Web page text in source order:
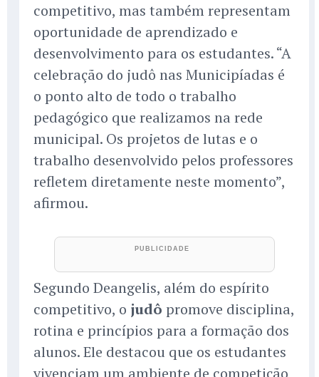
competitivo, mas também representam
oportunidade de aprendizado e
desenvolvimento para os estudantes. “A
celebração do judô nas Municipíadas é
o ponto alto de todo o trabalho
pedagógico que realizamos na rede
municipal. Os projetos de lutas e o
trabalho desenvolvido pelos professores
refletem diretamente neste momento”,
afirmou.
Segundo Deangelis, além do espírito
competitivo, o judô promove disciplina,
rotina e princípios para a formação dos
alunos. Ele destacou que os estudantes